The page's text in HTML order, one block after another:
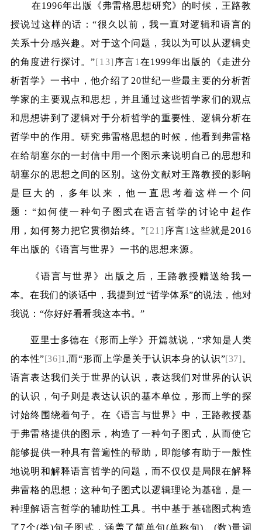
在1996年出版《弗雷格思想研究》的时候，王路教
授说过这样的话：“很久以前，我一直对逻辑和语言的
关系十分感兴趣。对于这个问题，我以为可以从逻辑史
的角度进行探讨。”[13] 序言1在1999年出版的《走进分
析哲学》一书中，他介绍了 20世纪一些最主要的分析哲
学家的主要观点和思想，并且通过这些哲学家们的观点
和思想讲到了逻辑对于分析哲学的重要性、逻辑分析在
哲学中的作用。研究弗雷格思想的时候，他看到弗雷格
在给胡塞尔的一封信中用一个图示来说明自己的思想和
胡塞尔的思想之间的区别。这份文献对王路教授的影响
是巨大的，多年以来，他一直思考着这样一个问
题：“如何使一种句子图式在语言哲学的讨论中起作
用，如何努力把它贯彻始终。”[21] 序言1这些就是2016
年出版的《语言与世界》一书的思想来源。
《语言与世界》出版之后，王路教授赠送给我一
本。在我们的谈话中，我提到过“哲学体系”的说法，他对
我说：“你好好看看我这本书。”
亚里士多德在《形而上学》开篇就说，“求知是人类
的本性”[36]1 ,而“形而上学是关于认识本身的认识”[37] 。
语言表达我们关于世界的认识，表达我们对世界的认识
的认识，句子则是表达认识的基本单位，形而上学的探
讨始终围绕着句子。在《语言与世界》中，王路教授基
于弗雷格提供的图示，构造了一种句子图式，从而使它
能够提供一种具有普遍性的帮助，即能够有助于一般性
地说明和解释语言哲学的问题，而不仅仅是局限在解释
弗雷格的思想；这种句子图式以逻辑理论为基础，是一
种理解语言哲学的辅助性工具。书中基于基础图式构造
了 7个(类)句子图式，涵盖了简单句(单称句) (数)量词